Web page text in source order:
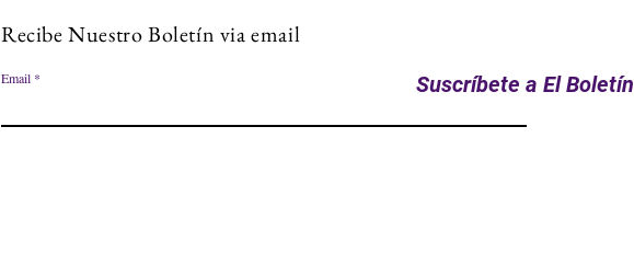
Recibe Nuestro Boletín via email
Email Suscríbete a El Boletín